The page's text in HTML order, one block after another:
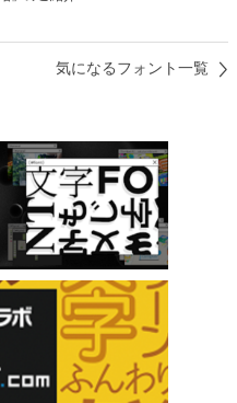
気になるフォント一覧